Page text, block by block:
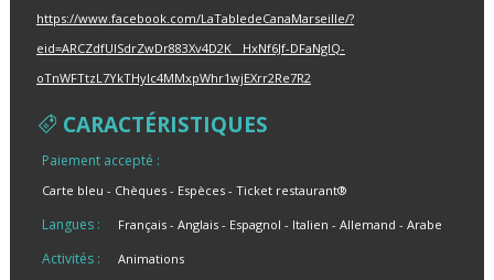
https://www.facebook.com/LaTabledeCanaMarseille/?
eid=ARCZdfUISdrZwDr883Xv4D2K__HxNf6Jf-DFaNgIQ-
oTnWFTtzL7YkTHyIc4MMxpWhr1wjEXrr2Re7R2
CARACTÉRISTIQUES
Paiement accepté :
Carte bleu Chèques Espèces Ticket restaurant®
Langues : Français Anglais Espagnol Italien Allemand Arabe
Activités : Animations